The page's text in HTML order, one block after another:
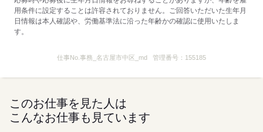
用条件に設定することは許容されておりません。ご回答いただいた生年月
日情報は本人確認や、労働基準法に沿った年齢かの確認に使用いたしま
す。
仕事No. 事務_名古屋市中区_md 管理番号： 155185
このお仕事を見た人は
こんなお仕事も見ています